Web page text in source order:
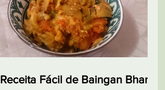
Receita Fácil de Baingan Bharta,